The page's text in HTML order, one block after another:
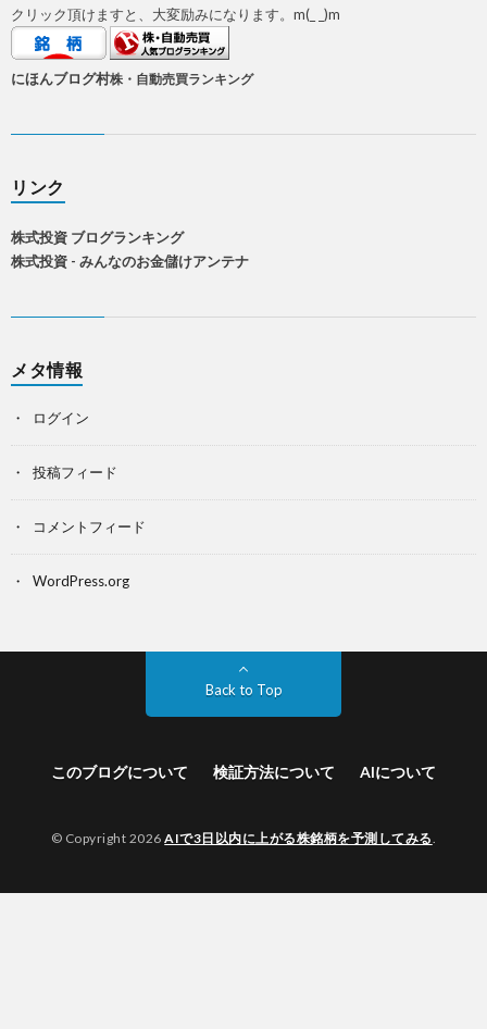
クリック頂けますと、大変励みになります。m(_ _)m
にほんブログ村株・自動売買ランキング
リンク
株式投資 ブログランキング
株式投資 - みんなのお金儲けアンテナ
メタ情報
ログイン
投稿フィード
コメントフィード
WordPress.org
Back to Top
このブログについて 検証方法について AIについて
© Copyright 2026AIで3日以内に上がる株銘柄を予測してみる.